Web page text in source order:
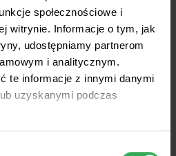
społecznościowe i
witrynie. Informacje o tym, jak
udostępniamy partnerom
i analitycznym.
te informacje z innymi danymi
uzyskanymi podczas
zakwalifikuje sięłącznie
gruntów od 10